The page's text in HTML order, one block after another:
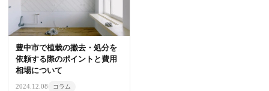
豊中市で植栽の撤去・処分を
依頼する際のポイントと費用
相場について
2024.12.08 コラム